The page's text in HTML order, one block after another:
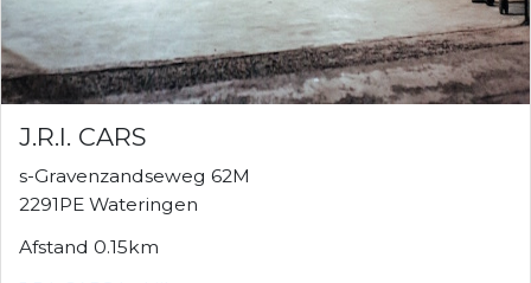
J.R.I. CARS
s-Gravenzandseweg 62M
2291PE Wateringen
Afstand 0.15km